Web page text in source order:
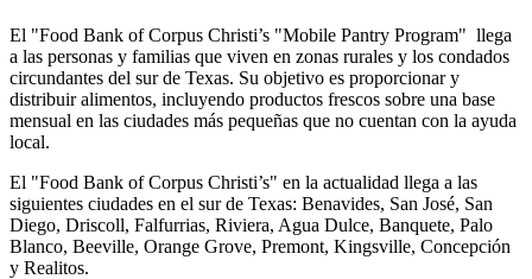
El "Food Bank of Corpus Christi’s "Mobile Pantry Program" llega
a las personas y familias que viven en zonas rurales y los condados
circundantes del sur de Texas. Su objetivo es proporcionar y
distribuir alimentos, incluyendo productos frescos sobre una base
mensual en las ciudades más pequeñas que no cuentan con la ayuda
local.
El "Food Bank of Corpus Christi’s" en la actualidad llega a las
siguientes ciudades en el sur de Texas: Benavides, San José, San
Diego, Driscoll, Falfurrias, Riviera, Agua Dulce, Banquete, Palo
Blanco, Beeville, Orange Grove, Premont, Kingsville, Concepción
y Realitos.